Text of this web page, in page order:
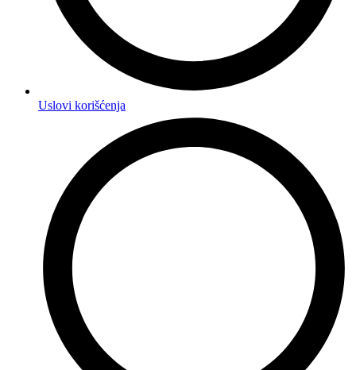
Uslovi korišćenja